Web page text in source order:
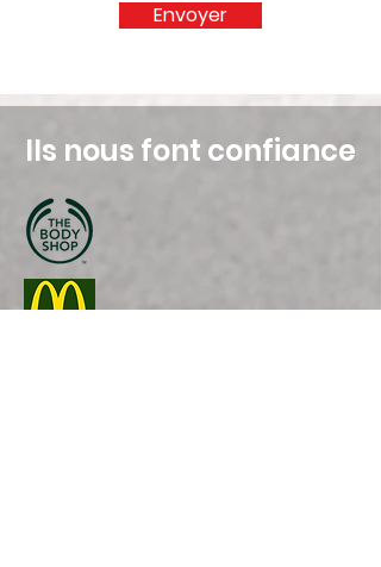
Envoyer
Ils nous font confiance